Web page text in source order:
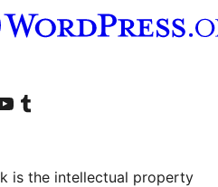
edin
kanalımızı ziyaret edinTumblr hesabımızı ziyaret edin
is the intellectual property